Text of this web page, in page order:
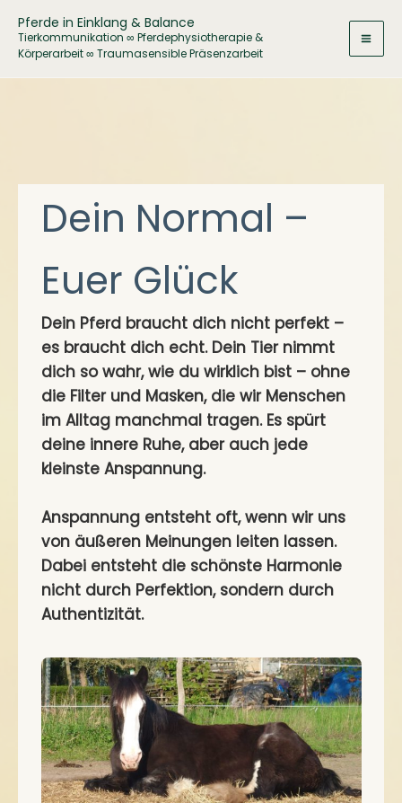
Zum
Inhalt
springen
Pferde in Einklang & Balance
Tierkommunikation ∞ Pferdephysiotherapie &
Körperarbeit ∞ Traumasensible Präsenzarbeit
Dein Normal –
Euer Glück
Dein Pferd braucht dich nicht perfekt –
es braucht dich echt. Dein Tier nimmt
dich so wahr, wie du wirklich bist – ohne
die Filter und Masken, die wir Menschen
im Alltag manchmal tragen. Es spürt
deine innere Ruhe, aber auch jede
kleinste Anspannung.
Anspannung entsteht oft, wenn wir uns
von äußeren Meinungen leiten lassen.
Dabei entsteht die schönste Harmonie
nicht durch Perfektion, sondern durch
Authentizität.